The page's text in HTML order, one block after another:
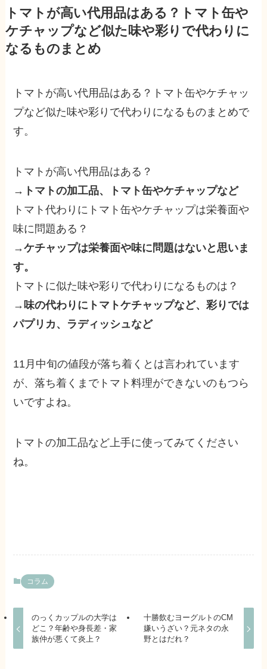
トマトが高い代用品はある？トマト缶や
ケチャップなど似た味や彩りで代わりに
なるものまとめ
トマトが高い代用品はある？トマト缶やケチャッ
プなど似た味や彩りで代わりになるものまとめで
す。
トマトが高い代用品はある？
→ トマトの加工品、トマト缶やケチャップなど
トマト代わりにトマト缶やケチャップは栄養面や
味に問題ある？
→ケチャップは栄養面や味に問題はないと思いま
す。
トマトに似た味や彩りで代わりになるものは？
→ 味の代わりにトマトケチャップなど、彩りでは
パプリカ、ラディッシュなど
11月中旬の値段が落ち着くとは言われています
が、落ち着くまでトマト料理ができないのもつら
いですよね。
トマトの加工品など上手に使ってみてください
ね。
コラム
のっくカップルの大学は
どこ？年齢や身長差・家
族仲が悪くて炎上？
十勝飲むヨーグルトのCM
嫌いうざい？元ネタの永
野とはだれ？